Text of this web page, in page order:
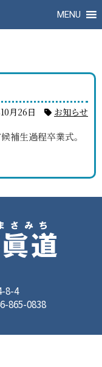
MENU
月26日 お知らせ
補生過程卒業式。
8-4
865-0838